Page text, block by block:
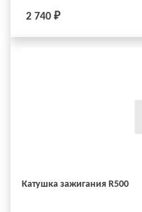
2 740 ₽
Катушка зажигания R500